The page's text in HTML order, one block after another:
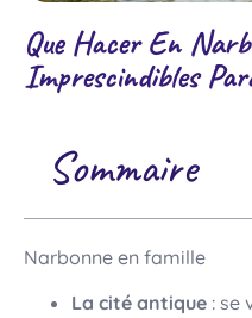
Que Hacer En
Imprescindibles
Sommaire
Narbonne en famille
La cité antique : se